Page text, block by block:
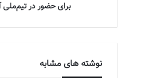
برای حضور در تیم‌ملی
نوشته های مشابه